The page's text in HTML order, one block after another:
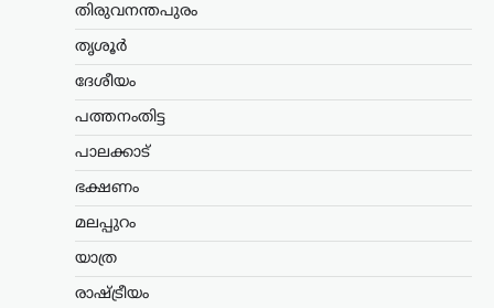
തിരുവനന്തപുരം
തൃശൂർ
ദേശീയം
പത്തനംതിട്ട
പാലക്കാട്
ഭക്ഷണം
മലപ്പുറം
യാത്ര
രാഷ്ട്രീയം
കണ്ണൂർ,കേരളം,ട്രെൻഡിംഗ്,രാഷ്ട്രീയം
നിയമനടപടിയുമായി പി.
ജയരാജൻ
ചിത്രം പ്രചരിപ്പിച്ചവർക്കെതിരെ
ആരംഭിച്ചതായി സിപിഐഎം നേതാവ് P.